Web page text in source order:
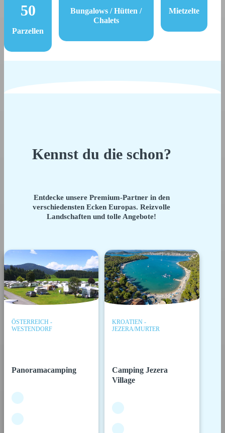
50
Parzellen
Bungalows / Hütten /
Chalets
Mietzelte
Kennst du die schon?
Entdecke unsere Premium-Partner in den
verschiedensten Ecken Europas. Reizvolle
Landschaften und tolle Angebote!
ÖSTERREICH -
WESTENDORF
Panoramacamping
KROATIEN -
JEZERA/MURTER
Camping Jezera
Village